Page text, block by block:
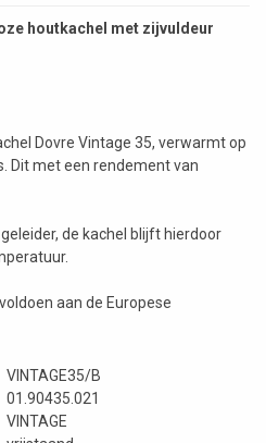
houtkachel met zijvuldeur
Dovre Vintage 35, verwarmt op
Dit met een rendement van
de kachel blijft hierdoor
aan de Europese
VINTAGE35/B
01.90435.021
VINTAGE